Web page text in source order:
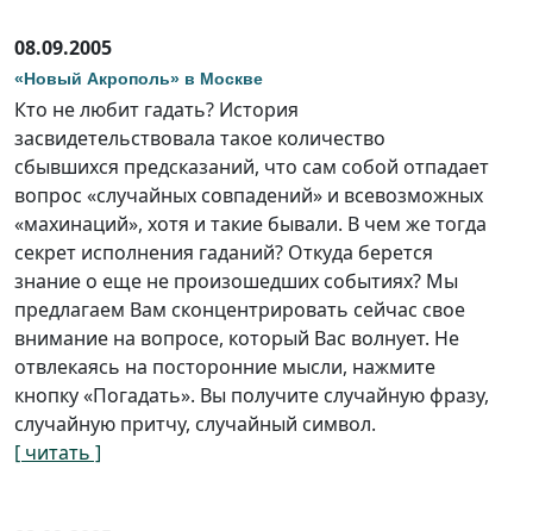
08.09.2005
«Новый Акрополь» в Москве
Кто не любит гадать? История
засвидетельствовала такое количество
сбывшихся предсказаний, что сам собой отпадает
вопрос «случайных совпадений» и всевозможных
«махинаций», хотя и такие бывали. В чем же тогда
секрет исполнения гаданий? Откуда берется
знание о еще не произошедших событиях? Мы
предлагаем Вам сконцентрировать сейчас свое
внимание на вопросе, который Вас волнует. Не
отвлекаясь на посторонние мысли, нажмите
кнопку «Погадать». Вы получите случайную фразу,
случайную притчу, случайный символ.
[ читать ]